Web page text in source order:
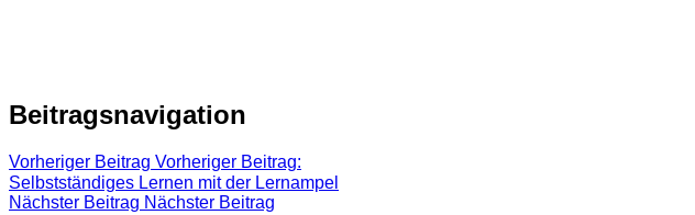
Beitragsnavigation
Vorheriger Beitrag Vorheriger Beitrag:
Selbstständiges Lernen mit der Lernampel
Nächster Beitrag Nächster Beitrag